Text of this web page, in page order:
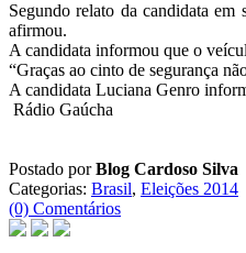
Segundo relato da candidata
afirmou.
A candidata informou que o
“Graças ao cinto de segurança
A candidata Luciana Genro
Rádio Gaúcha
Postado porBlog Cardoso Silva
Categorias: Brasil, Eleições 2014
(0) Comentários